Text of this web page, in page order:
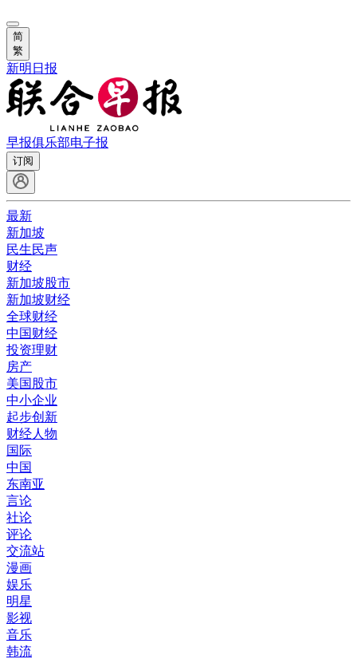
简
繁
新明日报
早报俱乐部电子报
订阅
最新
新加坡
民生民声
财经
新加坡股市
新加坡财经
全球财经
中国财经
投资理财
房产
美国股市
中小企业
起步创新
财经人物
国际
中国
东南亚
言论
社论
评论
交流站
漫画
娱乐
明星
影视
音乐
韩流